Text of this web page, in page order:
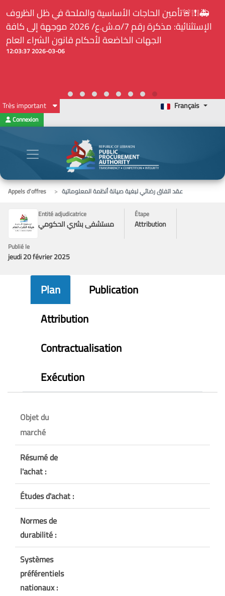
والملحة في ظل الظروف
الإستثنائية: مذكرة رقم 7/ه.ش.ع/ 2026 موجهة إلى كافة
قانون الشراء العام
⚠️... ويكون النشر إلزامياً على
لدى هيئة الشراء العام... الخ. (المادة
Très important Français
Connexion
Appels d’offres
عقد اتفاق رضائي لبغية صيانة أنظمة المعلوماتية
Entité adjudicatrice
مستشفى بشري الحكومي
Étape
Attribution
Publié le
jeudi 20 février 2025
Plan
Publication
Attribution
Contractualisation
Exécution
Objet du
marché
Résumé de
l'achat :
Études d'achat :
Normes de
durabilité :
Systèmes
préférentiels
nationaux :